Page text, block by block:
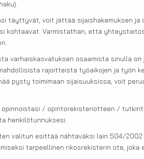
täyttyvät, voit jättää sijaishakemuksen ja
kohtaavat. Varmistathan, että
varhaiskasvatuksen osaamista sinulla on
rajoitteista työaikojen ja työn
pysty toimimaan sijaisuuksissa, voit
/ opintorekisteriotteen /
henkilötunnuksesi.
valitun esittää nähtäväksi lain 504/2002
tarpeellinen rikosrekisterin ote, joka